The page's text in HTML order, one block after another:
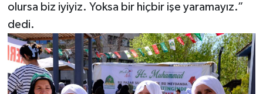
olursa biz iyiyiz. Yoksa bir hiçbir işe yaramayız.”
dedi.